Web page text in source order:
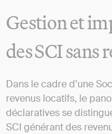
Gestion et
des SCI sans
Dans le cadre d’une
revenus locatifs, le
déclaratives se
SCI générant des